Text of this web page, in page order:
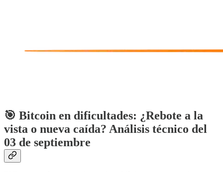
🎯 Bitcoin en dificultades: ¿Rebote a la
vista o nueva caída? Análisis técnico del
03 de septiembre